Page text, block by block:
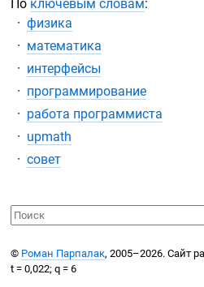
По ключевым словам:
физика
математика
интерфейсы
программирование
работа программиста
upmath
совет
© Роман Парпалак, 2005–2026. Сайт
t = 0,022; q = 6